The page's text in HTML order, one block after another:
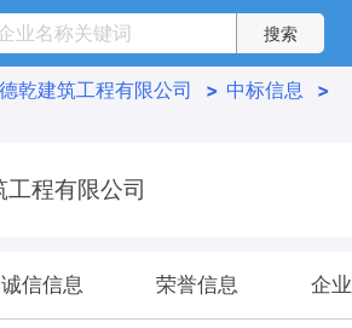
乾建筑工程有限公司 > 中标信息
>
程有限公司
诚信信息 荣誉信息 企